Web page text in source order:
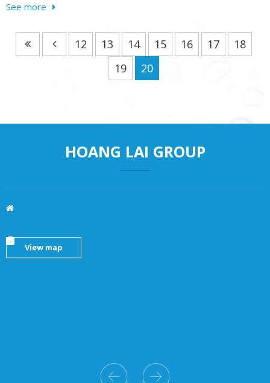
See more
12 13 14 15 16 17
18
19
20
HOANG LAI GROUP
View map